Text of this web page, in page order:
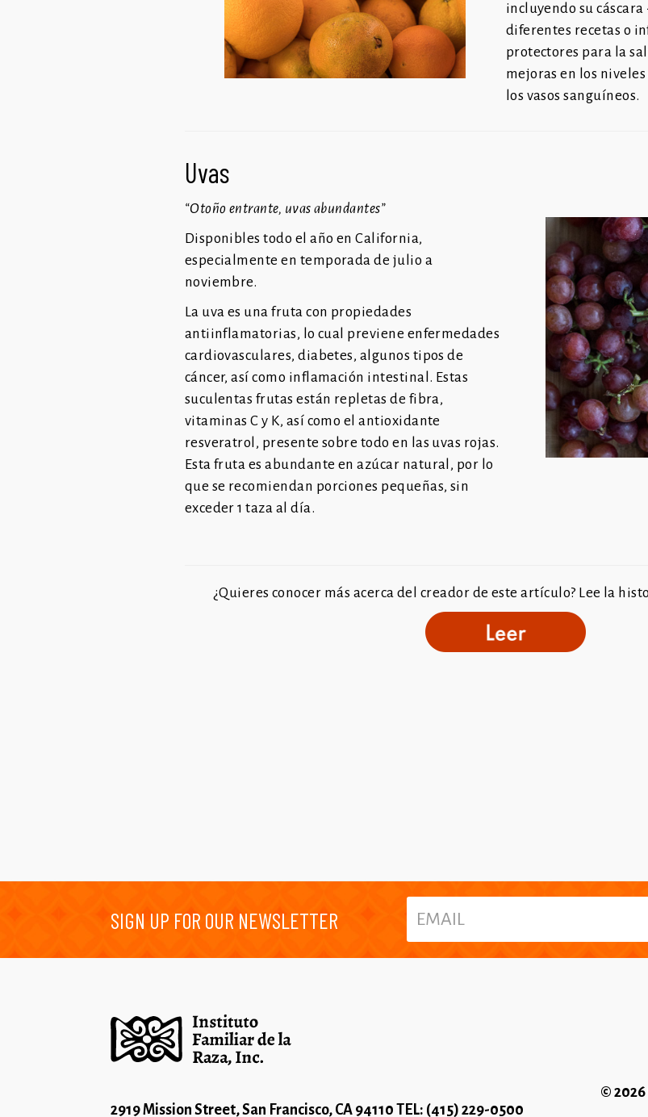
incluyendo su
diferentes recetas o
protectores para la
mejoras en los
los vasos sanguíneos.
Uvas
“Otoño entrante, uvas abundantes”
Disponibles todo el año en California,
especialmente en temporada de julio a
noviembre.
La uva es una fruta con propiedades
antiinflamatorias, lo cual previene enfermedades
cardiovasculares, diabetes, algunos tiposde
cáncer, así como inflamación intestinal. Estas
suculentas frutas están repletas de fibra,
vitaminas C y K, así como el antioxidante
resveratrol, presente sobre todo en las uvas rojas.
Esta fruta es abundante en azúcar natural, por lo
que se recomiendan porciones pequeñas, sin
exceder 1 taza al día.
¿Quieres conocer más acerca del creador de este artículo? Lee la
SIGN UP FOR OUR NEWSLETTER
2919 Mission Street, San Francisco, CA 94110 TEL: (415) 229-0500
©